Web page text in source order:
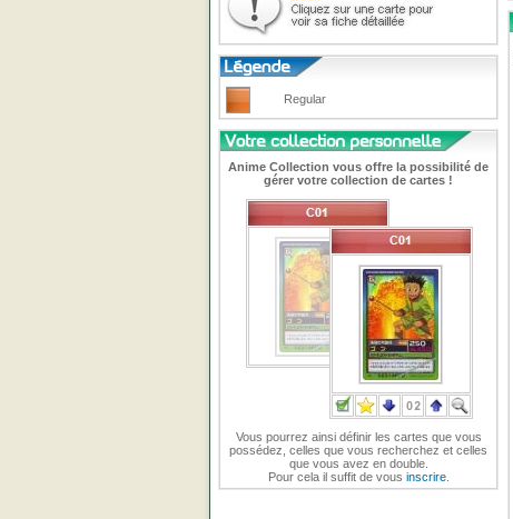
Regular
Anime Collection vous offre la possibilité de
gérer votre collection de cartes !
Vous pourrez ainsi définir les cartes que vous
possédez, celles que vous recherchez et celles
que vous avez en double.
Pour cela il suffit de vous inscrire.